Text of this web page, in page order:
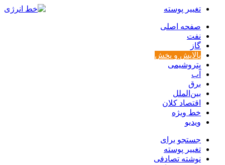
تغییر پوسته
صفحه اصلی
نفت
گاز
پالایش و پخش
پتروشیمی
آب
برق
بین‌الملل
اقتصاد کلان
خط ویژه
ویدیو
جستجو برای
تغییر پوسته
نوشته تصادفی